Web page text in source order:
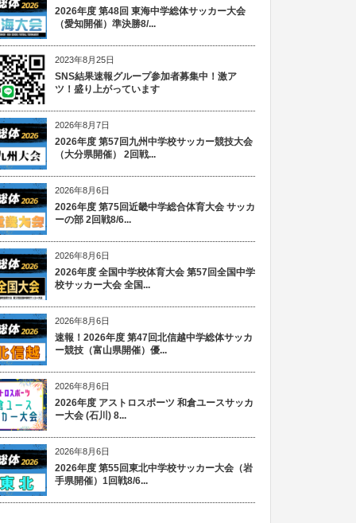
2026年度 第48回 東海中学総体サッカー大会
（愛知開催）準決勝8/...
2023年8月25日
SNS結果速報グループ参加者募集中！激ア
ツ！盛り上がっています
2026年8月7日
2026年度 第57回九州中学校サッカー競技大会
（大分県開催） 2回戦...
2026年8月6日
2026年度 第75回近畿中学総合体育大会 サッカ
ーの部 2回戦8/6...
2026年8月6日
2026年度 全国中学校体育大会 第57回全国中学
校サッカー大会 全国...
2026年8月6日
速報！2026年度 第47回北信越中学総体サッカ
ー競技（富山県開催）優...
2026年8月6日
2026年度 アストロスポーツ 和倉ユースサッカ
ー大会 (石川) 8...
2026年8月6日
2026年度 第55回東北中学校サッカー大会（岩
手県開催）1回戦8/6...